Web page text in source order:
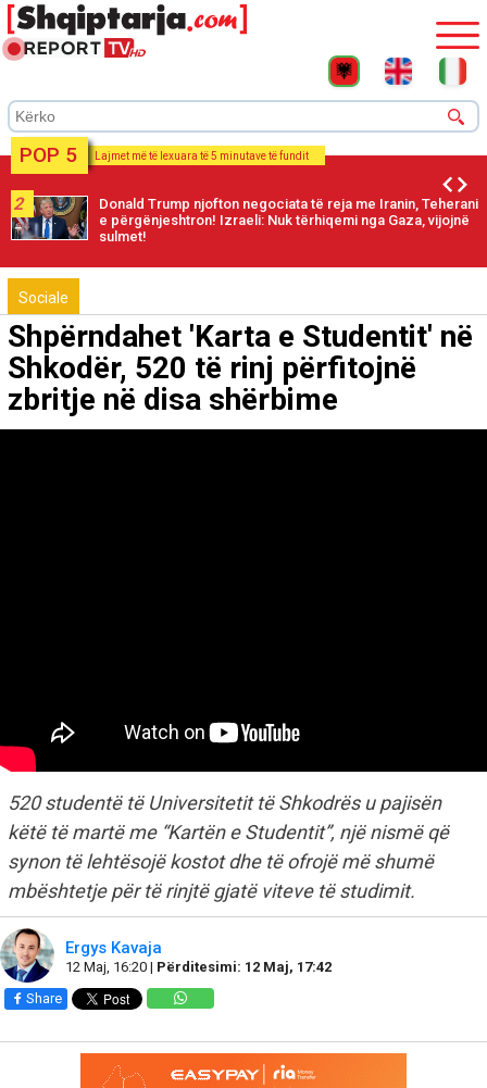
POP 5 Lajmet më të lexuara të 5 minutave të fundit
2
Donald Trump njofton negociata të reja me Iranin, Teherani
e përgënjeshtron! Izraeli: Nuk tërhiqemi nga Gaza, vijojnë
sulmet!
Sociale
Shpërndahet 'Karta e Studentit' në
Shkodër, 520 të rinj përfitojnë
zbritje në disa shërbime
520 studentë të Universitetit të Shkodrës u pajisën
këtë të martë me “Kartën e Studentit”, një nismë që
synon të lehtësojë kostot dhe të ofrojë më shumë
mbështetje për të rinjtë gjatë viteve të studimit.
Ergys Kavaja
12 Maj, 16:20 | Përditesimi: 12 Maj, 17:42
Share